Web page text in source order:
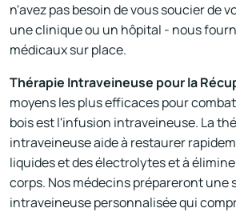
n'avez pas besoin de vous soucier de
une clinique ou un hôpital - nous
médicaux sur place.
Thérapie Intraveineuse pour la
moyens les plus efficaces pour
bois est l'infusion intraveineuse. La
intraveineuse aide à restaurer
liquides et des électrolytes et à
corps. Nos médecins prépareront une
intraveineuse personnalisée qui